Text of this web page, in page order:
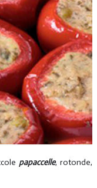
papaccelle, rotonde,